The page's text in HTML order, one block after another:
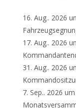
16. Aug.. 2026
17. Aug.. 2026
31. Aug.. 2026
7. Sep.. 2026